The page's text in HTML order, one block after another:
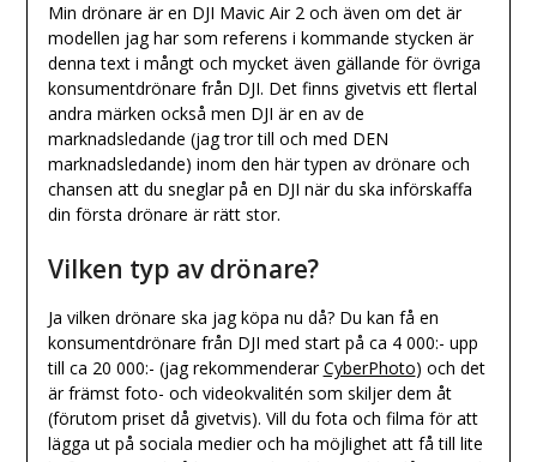
Min drönare är en DJI Mavic Air 2 och även om det är
modellen jag har som referens i kommande stycken är
denna text i mångt och mycket även gällande för övriga
konsumentdrönare från DJI. Det finns givetvis ett flertal
andra märken också men DJI är en av de
marknadsledande (jag tror till och med DEN
marknadsledande) inom den här typen av drönare och
chansen att du sneglar på en DJI när du ska införskaffa
din första drönare är rätt stor.
Vilken typ av drönare?
Ja vilken drönare ska jag köpa nu då? Du kan få en
konsumentdrönare från DJI med start på ca 4 000:- upp
till ca 20 000:- (jag rekommenderarCyberPhoto) och det
är främst foto- och videokvalitén som skiljer dem åt
(förutom priset då givetvis). Vill du fota och filma för att
lägga ut på sociala medier och ha möjlighet att få till lite